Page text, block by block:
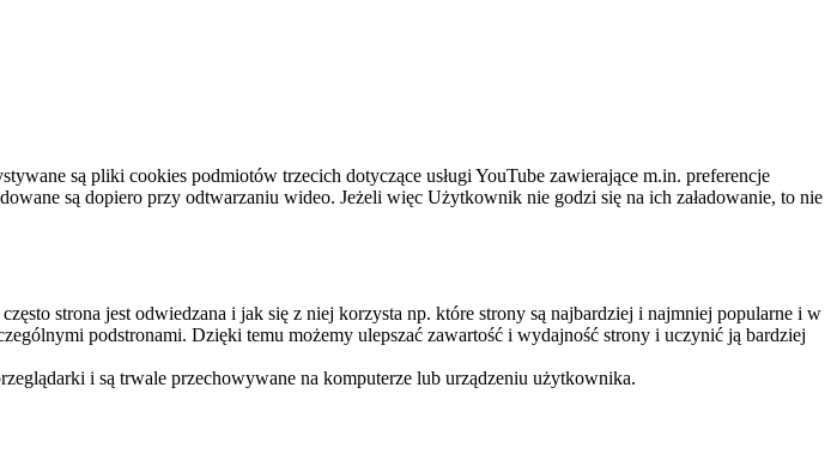
są pliki cookies podmiotów trzecich dotyczące usługi YouTube zawierające m.in. preferencje
są dopiero przy odtwarzaniu wideo. Jeżeli więc Użytkownik nie godzi się na ich załadowanie, to nie
strona jest odwiedzana i jak się z niej korzysta np. które strony są najbardziej i najmniej popularne i w
podstronami. Dzięki temu możemy ulepszać zawartość i wydajność strony i uczynić ją bardziej
i są trwale przechowywane na komputerze lub urządzeniu użytkownika.